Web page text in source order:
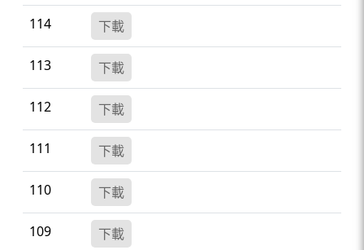
114 下載
113 下載
112 下載
111 下載
110 下載
109 下載